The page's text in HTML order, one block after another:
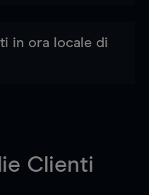
in ora locale di
Clienti